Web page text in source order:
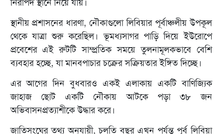
নিরাপদ স্থানে নিয়ে যায়।
স্থানীয় প্রশাসনের ধারণা, নৌকাগুলো লিবিয়ার পূর্বাঞ্চলীয় উপকূল
থেকে যাত্রা শুরু করেছিল। ভূমধ্যসাগর পাড়ি দিয়ে ইউরোপে
প্রবেশের এই রুটটি সাম্প্রতিক সময়ে তুলনামূলকভাবে বেশি
ব্যবহার হচ্ছে, যা মানবপাচার চক্রের সক্রিয়তার ইঙ্গিত দিচ্ছে।
এর আগের দিন বুধবারও একই এলাকায় একটি বাণিজ্যিক
জাহাজ ছোট একটি নৌকায় আটকে পড়া ৩৮ জন
অভিবাসনপ্রত্যাশীকে উদ্ধার করে।
জাতিসংঘের তথ্য অনুযায়ী, চলতি বছর এখন পর্যন্ত পূর্ব লিবিয়া